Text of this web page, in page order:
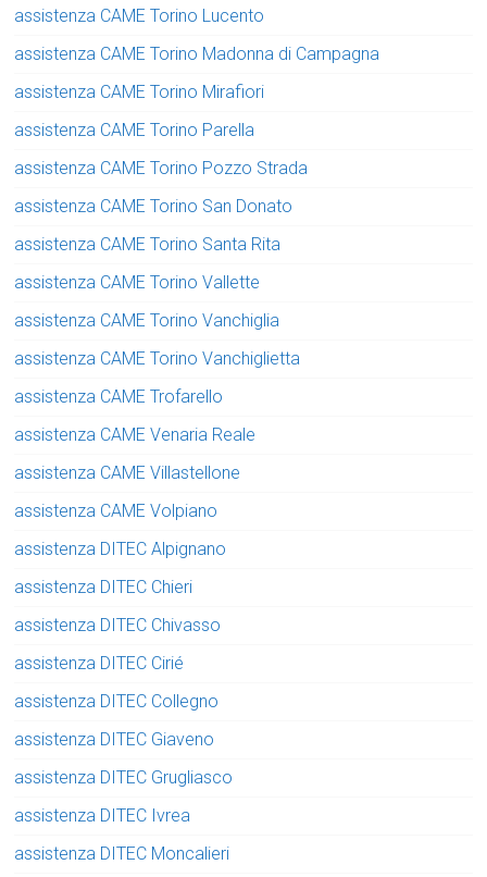
assistenza CAME Torino Lucento
assistenza CAME Torino Madonna di Campagna
assistenza CAME Torino Mirafiori
assistenza CAME Torino Parella
assistenza CAME Torino Pozzo Strada
assistenza CAME Torino San Donato
assistenza CAME Torino Santa Rita
assistenza CAME Torino Vallette
assistenza CAME Torino Vanchiglia
assistenza CAME Torino Vanchiglietta
assistenza CAME Trofarello
assistenza CAME Venaria Reale
assistenza CAME Villastellone
assistenza CAME Volpiano
assistenza DITEC Alpignano
assistenza DITEC Chieri
assistenza DITEC Chivasso
assistenza DITEC Cirié
assistenza DITEC Collegno
assistenza DITEC Giaveno
assistenza DITEC Grugliasco
assistenza DITEC Ivrea
assistenza DITEC Moncalieri